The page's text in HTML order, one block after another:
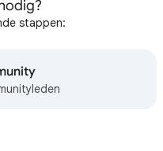
stappen: